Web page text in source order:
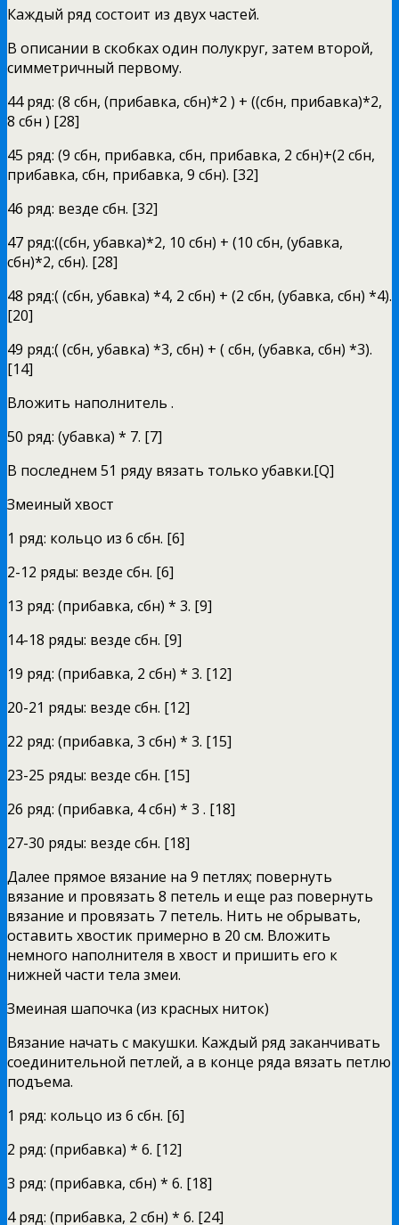
Каждый ряд состоит из двух частей.
В описании в скобках один полукруг, затем второй,
симметричный первому.
44 ряд: (8 сбн, (прибавка, сбн)*2 ) + ((сбн, прибавка)*2,
8 сбн ) [28]
45 ряд: (9 сбн, прибавка, сбн, прибавка, 2 сбн)+(2 сбн,
прибавка, сбн, прибавка, 9 сбн). [32]
46 ряд: везде сбн. [32]
47 ряд:((сбн, убавка)*2, 10 сбн) + (10 сбн, (убавка,
сбн)*2, сбн). [28]
48 ряд:( (сбн, убавка) *4, 2 сбн) + (2 сбн, (убавка, сбн) *4).
[20]
49 ряд:( (сбн, убавка) *3, сбн) + ( сбн, (убавка, сбн) *3).
[14]
Вложить наполнитель .
50 ряд: (убавка) * 7. [7]
В последнем 51 ряду вязать только убавки.[Q]
Змеиный хвост
1 ряд: кольцо из 6 сбн. [6]
2-12 ряды: везде сбн. [6]
13 ряд: (прибавка, сбн) * 3. [9]
14-18 ряды: везде сбн. [9]
19 ряд: (прибавка, 2 сбн) * 3. [12]
20-21 ряды: везде сбн. [12]
22 ряд: (прибавка, 3 сбн) * 3. [15]
23-25 ряды: везде сбн. [15]
26 ряд: (прибавка, 4 сбн) * 3 . [18]
27-30 ряды: везде сбн. [18]
Далее прямое вязание на 9 петлях; повернуть
вязание и провязать 8 петель и еще раз повернуть
вязание и провязать 7 петель. Нить не обрывать,
оставить хвостик примерно в 20 см. Вложить
немного наполнителя в хвост и пришить его к
нижней части тела змеи.
Змеиная шапочка (из красных ниток)
Вязание начать с макушки. Каждый ряд заканчивать
соединительной петлей, а в конце ряда вязать петлю
подъема.
1 ряд: кольцо из 6 сбн. [6]
2 ряд: (прибавка) * 6. [12]
3 ряд: (прибавка, сбн) * 6. [18]
4 ряд: (прибавка, 2 сбн) * 6. [24]